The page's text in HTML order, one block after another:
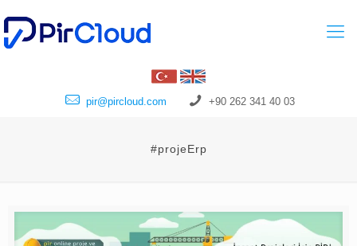
pir@pircloud.com +90 262 341 40 03
#projeErp